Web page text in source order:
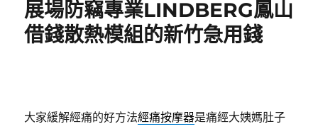
展場防竊專業LINDBERG鳳山
借錢散熱模組的新竹急用錢
大家緩解經痛的好方法經痛按摩器是痛經大姨媽肚子